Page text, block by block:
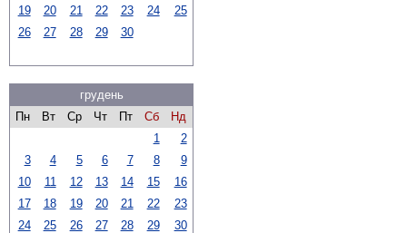
19
20 21 22 23 24
25
26
27 28 29 30
грудень
Пн
Вт Ср Чт Пт Сб
Нд
1
2
3
4 5 6 7 8
9
10
11 12 13 14 15
16
17
18 19 20 21 22
23
24
25 26 27 28 29 30